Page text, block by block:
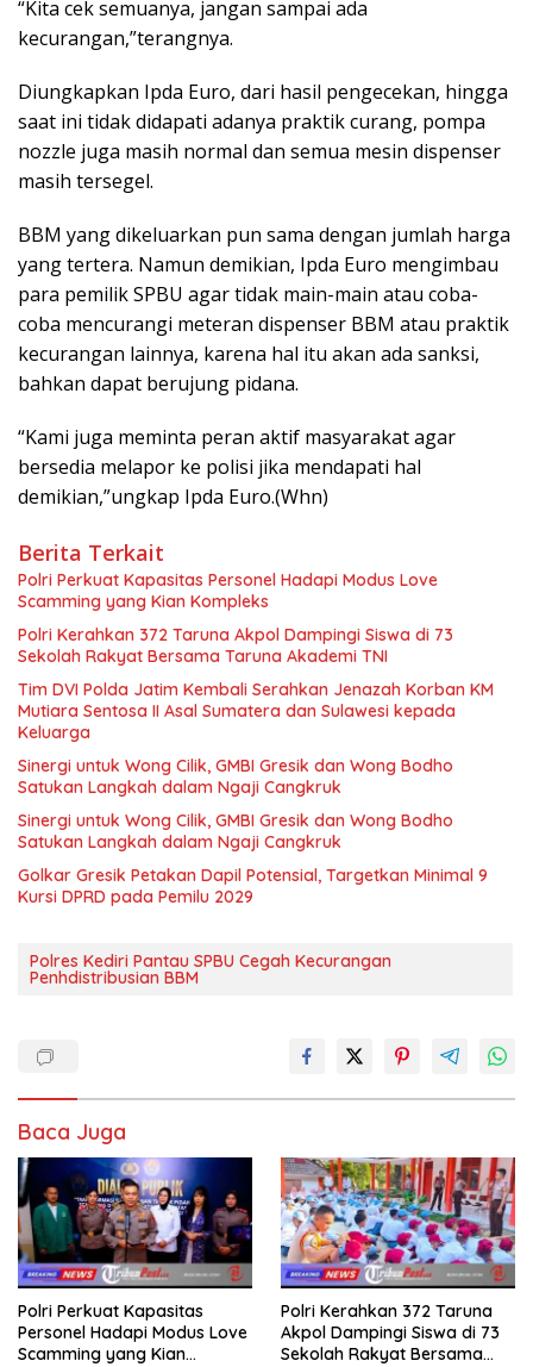
“Kita cek semuanya, jangan sampai ada
kecurangan,”terangnya.
Diungkapkan Ipda Euro, dari hasil pengecekan, hingga
saat ini tidak didapati adanya praktik curang, pompa
nozzle juga masih normal dan semua mesin dispenser
masih tersegel.
BBM yang dikeluarkan pun sama dengan jumlah harga
yang tertera. Namun demikian, Ipda Euro mengimbau
para pemilik SPBU agar tidak main-main atau coba-
coba mencurangi meteran dispenser BBM atau praktik
kecurangan lainnya, karena hal itu akan ada sanksi,
bahkan dapat berujung pidana.
“Kami juga meminta peran aktif masyarakat agar
bersedia melapor ke polisi jika mendapati hal
demikian,”ungkap Ipda Euro.(Whn)
Berita Terkait
Polri Perkuat Kapasitas Personel Hadapi Modus Love
Scamming yang Kian Kompleks
Polri Kerahkan 372 Taruna Akpol Dampingi Siswa di 73
Sekolah Rakyat Bersama Taruna Akademi TNI
Tim DVI Polda Jatim Kembali Serahkan Jenazah Korban KM
Mutiara Sentosa II Asal Sumatera dan Sulawesi kepada
Keluarga
Sinergi untuk Wong Cilik, GMBI Gresik dan Wong Bodho
Satukan Langkah dalam Ngaji Cangkruk
Sinergi untuk Wong Cilik, GMBI Gresik dan Wong Bodho
Satukan Langkah dalam Ngaji Cangkruk
Golkar Gresik Petakan Dapil Potensial, Targetkan Minimal 9
Kursi DPRD pada Pemilu 2029
Polres Kediri Pantau SPBU Cegah Kecurangan
Penhdistribusian BBM
Baca Juga
Polri Perkuat Kapasitas
Personel Hadapi Modus Love
Scamming yang Kian
Polri Kerahkan 372 Taruna
Akpol Dampingi Siswa di 73
Sekolah Rakyat Bersama